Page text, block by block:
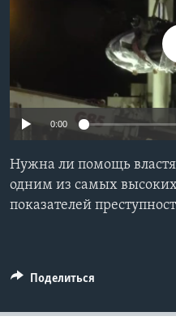
No media
0:00
Нужна ли помощь
одним из самых высоких
показателей
Поделиться